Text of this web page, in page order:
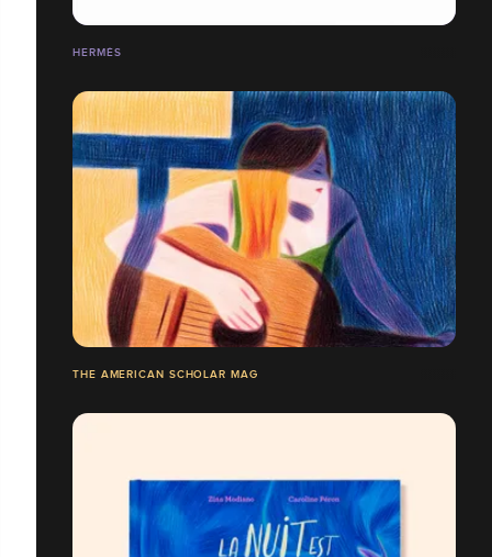
HERMÈS
THE AMERICAN SCHOLAR MAG